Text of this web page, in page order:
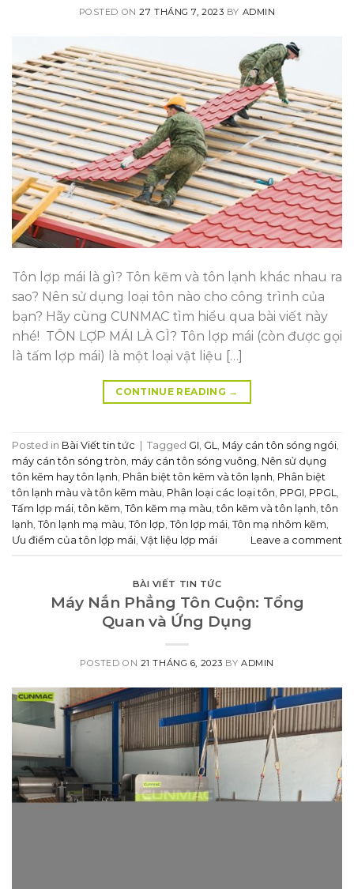
POSTED ON27 THÁNG 7, 2023 BY ADMIN
Tôn lợp mái là gì? Tôn kẽm và tôn lạnh khác nhau ra
sao? Nên sử dụng loại tôn nào cho công trình của
bạn? Hãy cùng CUNMAC tìm hiểu qua bài viết này
nhé! TÔN LỢP MÁI LÀ GÌ? Tôn lợp mái (còn được gọi
là tấm lợp mái) là một loại vật liệu […]
CONTINUE READING →
Posted in Bài Viết tin tức Tagged GI, GL, Máy cán tôn sóng ngói,
máy cán tôn sóng tròn, máy cán tôn sóng vuông, Nên sử dụng
tôn kẽm hay tôn lạnh, Phân biệt tôn kẽm và tôn lạnh, Phân biệt
tôn lạnh màu và tôn kẽm màu, Phân loại các loại tôn, PPGI, PPGL,
Tấm lợp mái,tôn kẽm, Tôn kẽm mạ màu,tôn kẽm và tôn lạnh,tôn
lạnh, Tôn lạnh mạ màu, Tôn lợp, Tôn lợp mái, Tôn mạ nhôm kẽm,
Ưu điểm của tôn lợp mái, Vật liệu lợp mái Leave a comment
BÀI VIẾT TIN TỨC
Máy Nắn Phẳng Tôn Cuộn: Tổng
Quan và Ứng Dụng
POSTED ON 21 THÁNG 6, 2023 BY ADMIN